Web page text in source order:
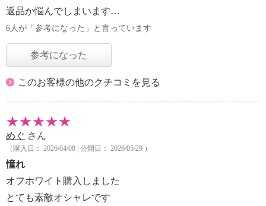
返品か悩んでしまいます…
6人が「参考になった」と言っています
参考になった
このお客様の他のクチコミを見る
めぐ さん
（購入日： 2026/04/08 | 公開日： 2026/05/29 ）
憧れ
オフホワイト購入しました
とても素敵オシャレです